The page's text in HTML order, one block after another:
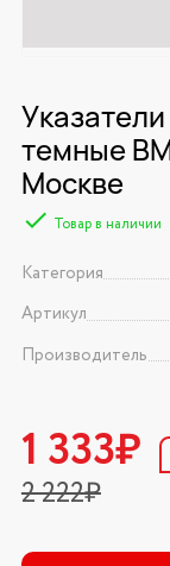
темные
Москве
Товар в наличии
Категория
Артикул
Производитель
1 333₽
2 222₽